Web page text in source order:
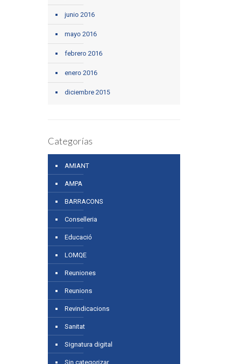
junio 2016
mayo 2016
febrero 2016
enero 2016
diciembre 2015
Categorías
AMIANT
AMPA
BARRACONS
Conselleria
Educació
LOMQE
Reuniones
Reunions
Revindicacions
Sanitat
Signatura digital
Sin categorizar